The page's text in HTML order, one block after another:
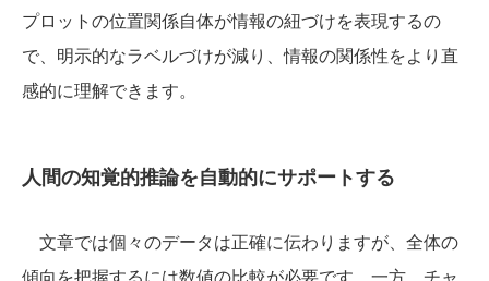
プロットの位置関係自体が情報の紐づけを表現するの
で、明示的なラベルづけが減り、情報の関係性をより直
感的に理解できます。
人間の知覚的推論を自動的にサポートする
文章では個々のデータは正確に伝わりますが、全体の